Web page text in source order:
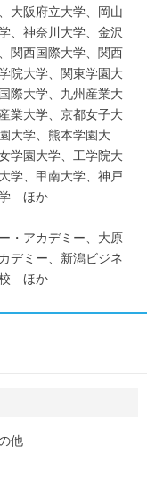
大阪府立大学、岡山
、神奈川大学、金沢
関西国際大学、関西
院大学、関東学園大
際大学、九州産業大
業大学、京都女子大
大学、熊本学園大
学園大学、工学院大
学、甲南大学、神戸
学 ほか
・アカデミー、大原
デミー、新潟ビジネ
校 ほか
他